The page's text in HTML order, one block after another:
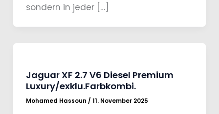
sondern in jeder […]
Jaguar XF 2.7 V6 Diesel Premium
Luxury/exklu.Farbkombi.
Mohamed Hassoun / 11. November 2025